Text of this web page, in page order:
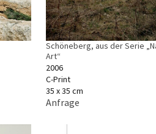
Schöneberg, aus der Serie
Art“
2006
C-Print
35 x 35 cm
Anfrage